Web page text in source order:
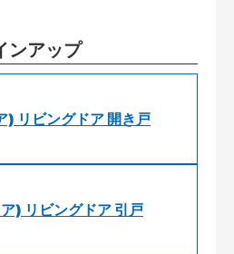
ンアップ
リビングドア 開き戸
) リビングドア 引戸